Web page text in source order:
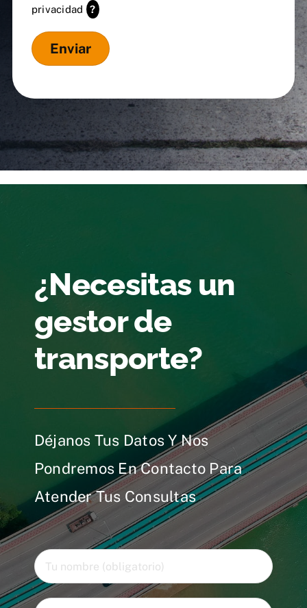
privacidad
?
¿Necesitas un
gestor de
transporte?
Déjanos Tus Datos Y Nos
Pondremos En Contacto Para
Atender Tus Consultas